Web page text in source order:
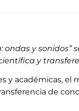
ondas y
y
y académicas, el
de